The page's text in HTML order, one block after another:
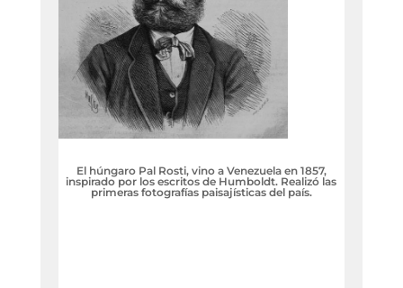
El húngaro Pal Rosti, vino a Venezuela en 1857,
inspirado por los escritos de Humboldt. Realizó las
primeras fotografías paisajísticas del país.